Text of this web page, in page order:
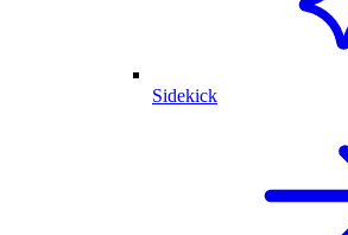
Sidekick